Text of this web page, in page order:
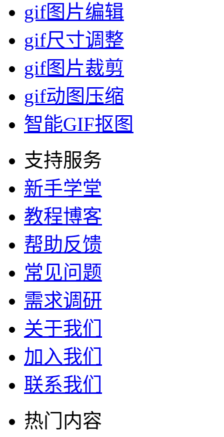
gif图片编辑
gif尺寸调整
gif图片裁剪
gif动图压缩
智能GIF抠图
支持服务
新手学堂
教程博客
帮助反馈
常见问题
需求调研
关于我们
加入我们
联系我们
热门内容